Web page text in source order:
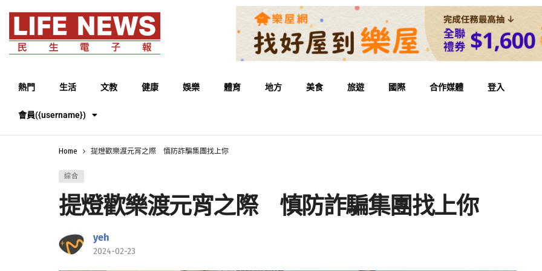
熱門 生活 文教 健康 娛樂 體育 地方 美食 旅遊 國際 合作媒體 登入
會員({username})
Home 提燈歡樂渡元宵之際 慎防詐騙集團找上你
綜合
提燈歡樂渡元宵之際 慎防詐騙集團找上你
yeh
2024-02-23